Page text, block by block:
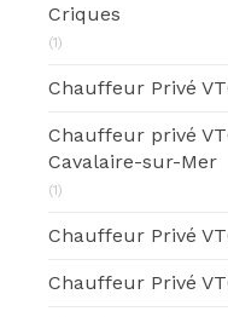
Criques
(1)
Chauffeur Privé
Chauffeur privé
Cavalaire-sur-Mer
(1)
Chauffeur Privé
Chauffeur Privé